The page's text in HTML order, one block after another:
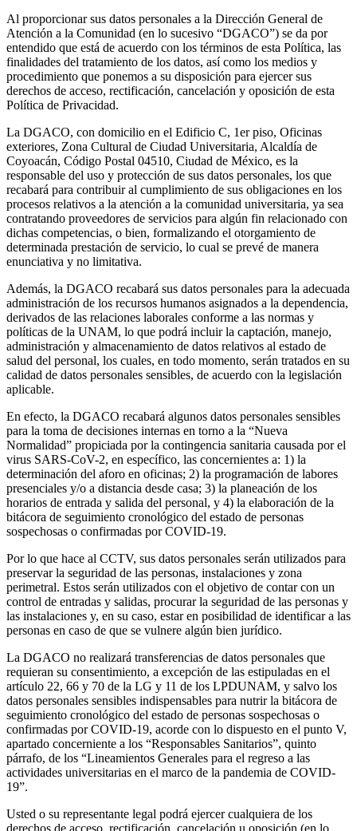
Al proporcionar sus datos personales a la Dirección General de
Atención a la Comunidad (en lo sucesivo “DGACO”) se da por
entendido que está de acuerdo con los términos de esta Política, las
finalidades del tratamiento de los datos, así como los medios y
procedimiento que ponemos a su disposición para ejercer sus
derechos de acceso, rectificación, cancelación y oposición de esta
Política de Privacidad.
La DGACO, con domicilio en el Edificio C, 1er piso, Oficinas
exteriores, Zona Cultural de Ciudad Universitaria, Alcaldía de
Coyoacán, Código Postal 04510, Ciudad de México, es la
responsable del uso y protección de sus datos personales, los que
recabará para contribuir al cumplimiento de sus obligaciones en los
procesos relativos a la atención a la comunidad universitaria, ya sea
contratando proveedores de servicios para algún fin relacionado con
dichas competencias, o bien, formalizando el otorgamiento de
determinada prestación de servicio, lo cual se prevé de manera
enunciativa y no limitativa.
Además, la DGACO recabará sus datos personales para la adecuada
administración de los recursos humanos asignados a la dependencia,
derivados de las relaciones laborales conforme a las normas y
políticas de la UNAM, lo que podrá incluir la captación, manejo,
administración y almacenamiento de datos relativos al estado de
salud del personal, los cuales, en todo momento, serán tratados en su
calidad de datos personales sensibles, de acuerdo con la legislación
aplicable.
En efecto, la DGACO recabará algunos datos personales sensibles
para la toma de decisiones internas en torno a la “Nueva
Normalidad” propiciada por la contingencia sanitaria causada por el
virus SARS-CoV-2, en específico, las concernientes a: 1) la
determinación del aforo en oficinas; 2) la programación de labores
presenciales y/o a distancia desde casa; 3) la planeación de los
horarios de entrada y salida del personal, y 4) la elaboración de la
bitácora de seguimiento cronológico del estado de personas
sospechosas o confirmadas por COVID-19.
Por lo que hace al CCTV, sus datos personales serán utilizados para
preservar la seguridad de las personas, instalaciones y zona
perimetral. Estos serán utilizados con el objetivo de contar con un
control de entradas y salidas, procurar la seguridad de las personas y
las instalaciones y, en su caso, estar en posibilidad de identificar a las
personas en caso de que se vulnere algún bien jurídico.
La DGACO no realizará transferencias de datos personales que
requieran su consentimiento, a excepción de las estipuladas en el
artículo 22, 66 y 70 de la LG y 11 de los LPDUNAM, y salvo los
datos personales sensibles indispensables para nutrir la bitácora de
seguimiento cronológico del estado de personas sospechosas o
confirmadas por COVID-19, acorde con lo dispuesto en el punto V,
apartado concerniente a los “Responsables Sanitarios”, quinto
párrafo, de los “Lineamientos Generales para el regreso a las
actividades universitarias en el marco de la pandemia de COVID-
19”.
Usted o su representante legal podrá ejercer cualquiera de los